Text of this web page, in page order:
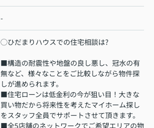
-
◯ひだまりハウスでの住宅相談は?
■構造の耐震性や地盤の良し悪し、冠水の有
無など、様々なことをご比較しながら物件探
しが進められます。
■住宅ローンは低金利の今が狙い目！大きな
買い物だから将来性を考えたマイホーム探し
をスタッフ全員でサポートさせて頂きます。
■全5店舗のネットワークでご希望エリアの物